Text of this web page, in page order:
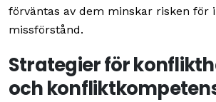
förväntas av dem minskar risken för
missförstånd.
Strategier för
och